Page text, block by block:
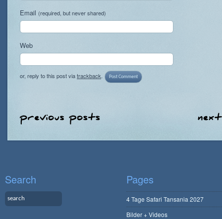
Email (required, but never shared)
Web
or, reply to this post viatrackback
Search Pages
4 Tage Safari Tansania 2027
Bilder + Videos